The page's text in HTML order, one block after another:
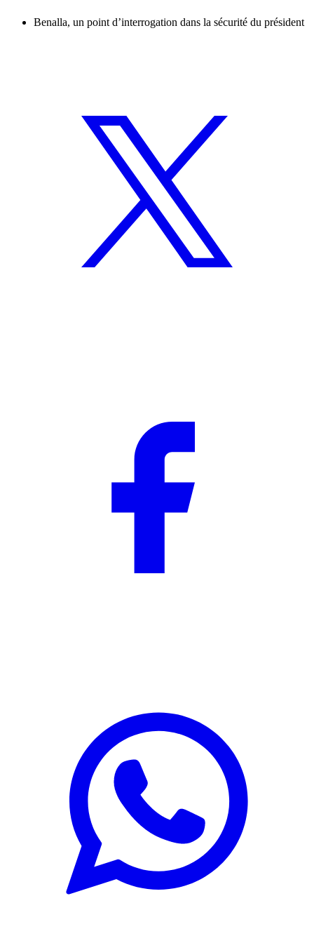
Benalla, un point d’interrogation dans la sécurité du président